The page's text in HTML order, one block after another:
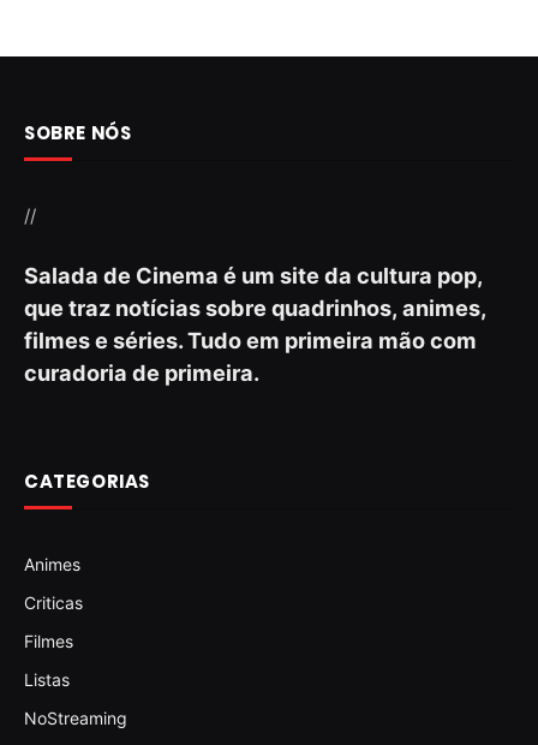
SOBRE NÓS
//
Salada de Cinema é um site da cultura pop,
que traz notícias sobre quadrinhos, animes,
filmes e séries. Tudo em primeira mão com
curadoria de primeira.
CATEGORIAS
Animes
Criticas
Filmes
Listas
NoStreaming